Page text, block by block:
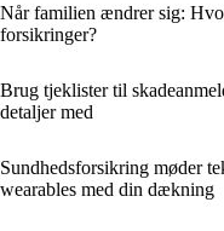
Når familien ændrer sig:
forsikringer?
Brug tjeklister til
detaljer med
Sundhedsforsikring møder
wearables med din dækning